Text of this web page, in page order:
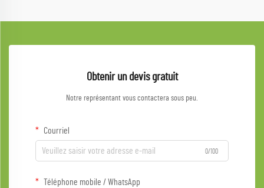
Obtenir un devis gratuit
Notre représentant vous contactera sous peu.
Courriel
0/100
Téléphone mobile / WhatsApp